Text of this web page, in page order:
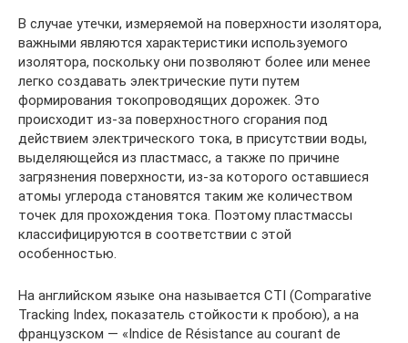
В случае утечки, измеряемой на поверхности изолятора,
важными являются характеристики используемого
изолятора, поскольку они позволяют более или менее
легко создавать электрические пути путем
формирования токопроводящих дорожек. Это
происходит из-за поверхностного сгорания под
действием электрического тока, в присутствии воды,
выделяющейся из пластмасс, а также по причине
загрязнения поверхности, из-за которого оставшиеся
атомы углерода становятся таким же количеством
точек для прохождения тока. Поэтому пластмассы
классифицируются в соответствии с этой
особенностью.
На английском языке она называется CTI (Comparative
Tracking Index, показатель стойкости к пробою), а на
французском — «Indice de Résistance au courant de